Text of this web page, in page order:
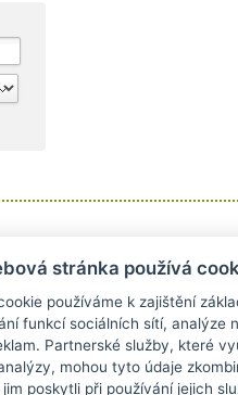
republiky
Kontakt
Doprava a platba
stránka používá
používáme k zajištění
funkcí sociálních sítí, analýze
Partnerské služby, které
mohou tyto údaje
poskytli při používání jejich